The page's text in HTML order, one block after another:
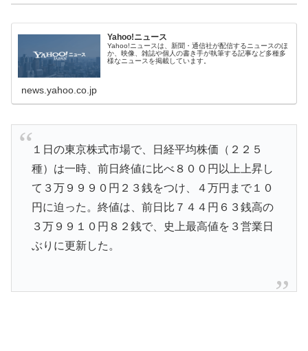
Yahoo!ニュース
Yahoo!ニュースは、新聞・通信社が配信するニュースのほ
か、映像、雑誌や個人の書き手が執筆する記事など多種多
様なニュースを掲載しています。
news.yahoo.co.jp
１日の東京株式市場で、日経平均株価（２２５
種）は一時、前日終値に比べ８００円以上上昇し
て３万９９９０円２３銭をつけ、４万円まで１０
円に迫った。終値は、前日比７４４円６３銭高の
３万９９１０円８２銭で、史上最高値を３営業日
ぶりに更新した。